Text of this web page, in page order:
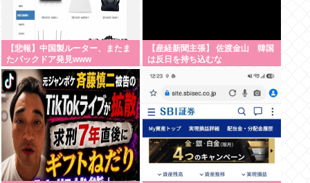
【悲報】中国製ルーター、またま
たバックドア発見www
【産経新聞主張】 佐渡金山 韓国
は反日を持ち込むな